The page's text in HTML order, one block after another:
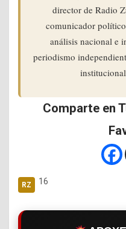
director de Radio
comunicador
análisis nacional e
periodismo
Comparte en
16